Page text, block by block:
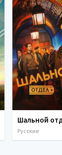
Русские